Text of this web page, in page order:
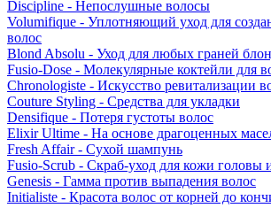
Discipline - Непослушные волосы
Volumifique - Уплотняющий уход для
волос
Blond Absolu - Уход для любых граней
Fusio-Dose - Молекулярные коктейли для
Chronologiste - Искусство ревитализации
Couture Styling - Средства для укладки
Densifique - Потеря густоты волос
Elixir Ultime - На основе драгоценных
Fresh Affair - Сухой шампунь
Fusio-Scrub - Скраб-уход для кожи головы
Genesis - Гамма против выпадения волос
Initialiste - Красота волос от корней до